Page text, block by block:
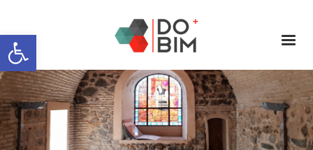
Abrir barra de herramientas